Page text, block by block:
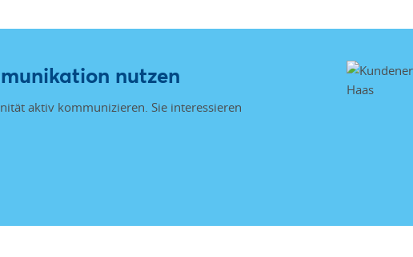
nutzen
aktiv kommunizieren. Sie interessieren